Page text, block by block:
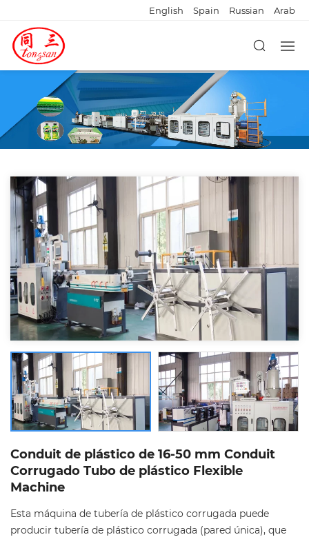
English Spain Russian Arab
Conduit de plástico de 16-50 mm Conduit
Corrugado Tubo de plástico Flexible
Machine
Esta máquina de tubería de plástico corrugada puede
producir tubería de plástico corrugada (pared única), que